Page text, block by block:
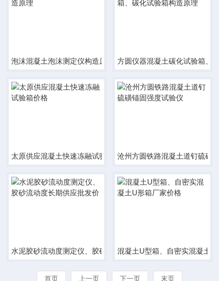
泡沫混凝土泡沫测定仪构造原理 方圆仪器混凝土碳化试验箱、
太原供应混凝土快速冻融试验箱价格沧州方圆铁路混凝土道钉硫磺
水泥胶砂流动度测定仪、胶砂流动度长期供应批发价
混凝土U型箱、自密实混凝土U
首页 上一页 下一页 末页